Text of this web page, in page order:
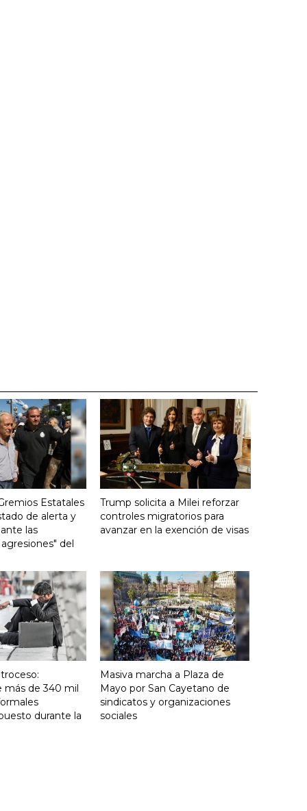
Estatales
de alerta y
las
del
Trump solicita a Milei reforzar
controles migratorios para
avanzar en la exención de visas
más de 340 mil
durante la
Masiva marcha a Plaza de
Mayo por San Cayetano de
sindicatos y organizaciones
sociales